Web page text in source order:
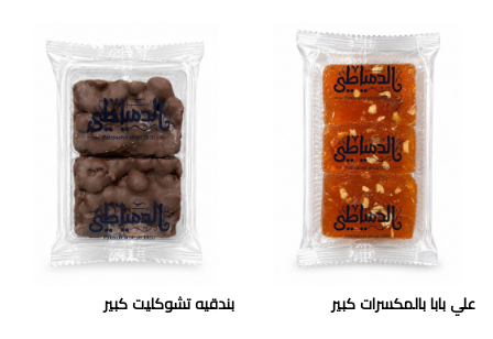
علي بابا بالمكسرات كبير بندقيه تشوكليت كبير